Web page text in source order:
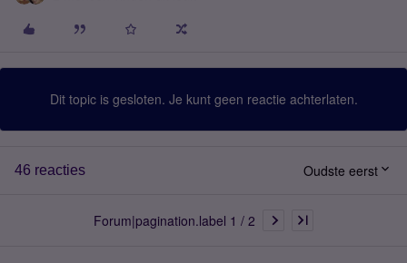
Dit topic is gesloten. Je kunt geen reactie achterlaten.
46 reacties Oudste eerst
Forum|pagination.label 1 / 2